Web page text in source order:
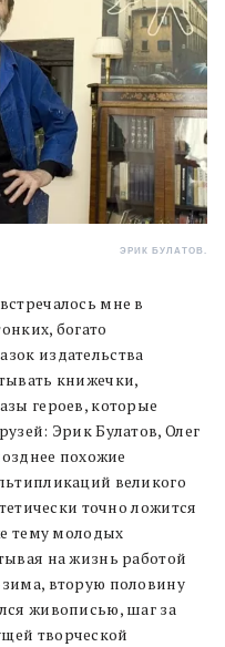
ЭРИК БУЛАТОВ.
мне в
богато
издательства
книжечки,
героев, которые
Эрик Булатов, Олег
похожие
великого
точно ложится
тему молодых
на жизнь работой
вторую половину
живописью, шаг за
творческой